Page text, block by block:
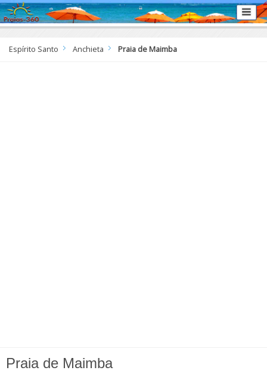
Espírito Santo Anchieta Praia de Maimba
Praia de Maimba